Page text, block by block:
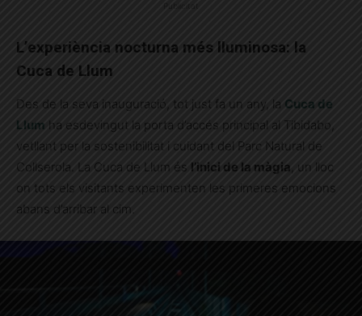
Publicitat
L’experiència nocturna més lluminosa: la
Cuca de Llum
Des de la seva inauguració, tot just fa un any, la Cuca de
Llum ha esdevingut la porta d’accés principal al Tibidabo,
vetllant per la sostenibilitat i cuidant del Parc Natural de
Collserola. La Cuca de Llum és l’inici de la màgia, un lloc
on tots els visitants experimenten les primeres emocions
abans d’arribar al cim.